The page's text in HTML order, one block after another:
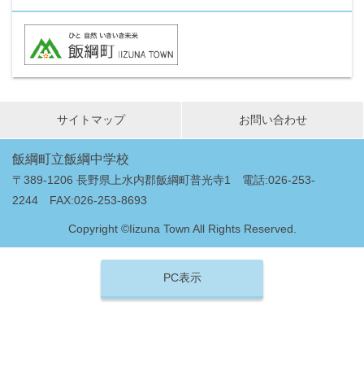
サイトマップ お問い合わせ
飯綱町立飯綱中学校
〒389-1206 長野県上水内郡飯綱町普光寺1 電話:026-253-
2244 FAX:026-253-8693
Copyright ©Iizuna Town All Rights Reserved.
PC表示